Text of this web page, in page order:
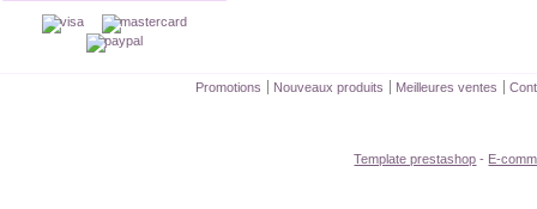
Promotions Nouveaux produits Meilleures ventes
Template prestashop - E-